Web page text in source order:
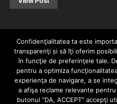
HOME CONTACT
Confidenţialitatea ta este
transparenţi și să îţi oferim
în funcţie de preferinţele tale.
pentru a optimiza
experienţa de navigare, a se
a afişa reclame relevante
butonul "DA, ACCEPT" accepţi